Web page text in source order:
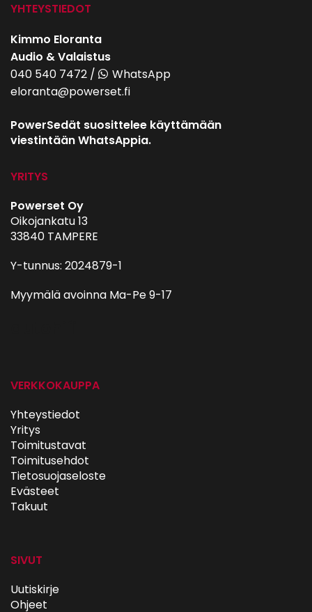
YHTEYSTIEDOT
Kimmo Eloranta
Audio & Valaistus
040 540 7472 /
WhatsApp
eloranta@powerset.fi
PowerSedät suosittelee käyttämään
viestintään WhatsAppia.
YRITYS
Powerset Oy
Oikojankatu 13
33840 TAMPERE
Y-tunnus: 2024879-1
Myymälä avoinna Ma-Pe 9-17
VERKKOKAUPPA
Yhteystiedot
Yritys
Toimitustavat
Toimitusehdot
Tietosuojaseloste
Evästeet
Takuut
SIVUT
Uutiskirje
Ohjeet